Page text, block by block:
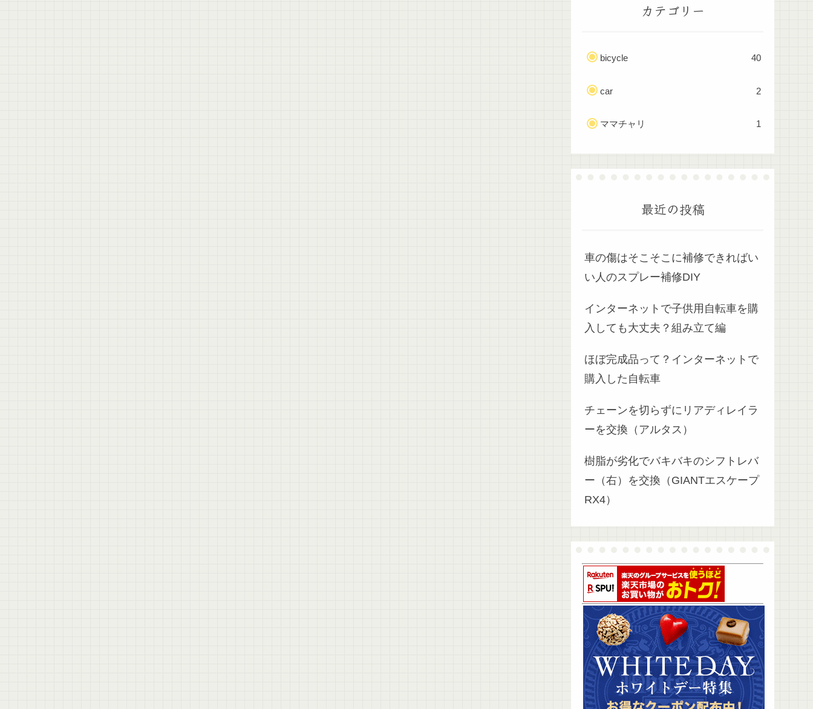
カテゴリー
bicycle 40
car 2
ママチャリ 1
最近の投稿
車の傷はそこそこに補修できればい
い人のスプレー補修DIY
インターネットで子供用自転車を購
入しても大丈夫？組み立て編
ほぼ完成品って？インターネットで
購入した自転車
チェーンを切らずにリアディレイラ
ーを交換（アルタス）
樹脂が劣化でバキバキのシフトレバ
ー（右）を交換（GIANTエスケープ
RX4）